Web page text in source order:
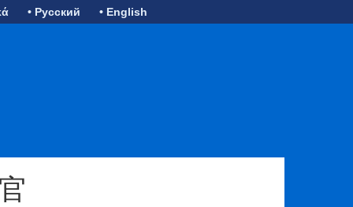
• Русский • English